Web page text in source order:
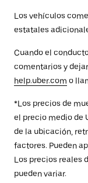
Los vehículos
estatales
Cuando el
comentarios y
help.uber.com o
*Los precios de
el precio medio de
de la ubicación,
factores. Pueden
Los precios reales
pueden variar.